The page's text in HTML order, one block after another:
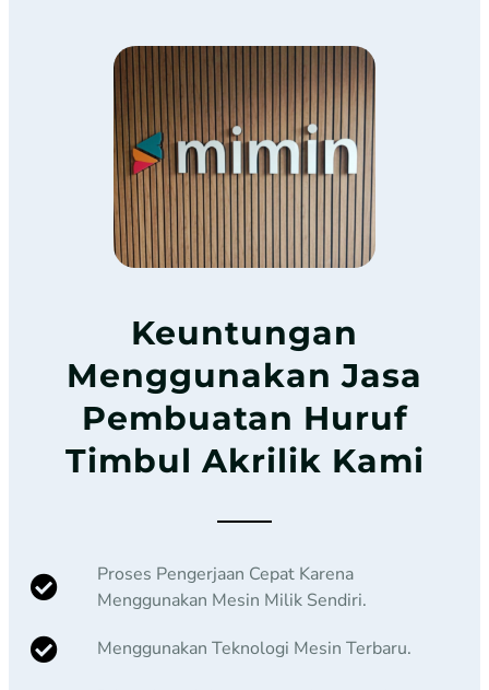
Keuntungan
Menggunakan Jasa
Pembuatan Huruf
Timbul Akrilik Kami
Proses Pengerjaan Cepat Karena
Menggunakan Mesin Milik Sendiri.
Menggunakan Teknologi Mesin Terbaru.